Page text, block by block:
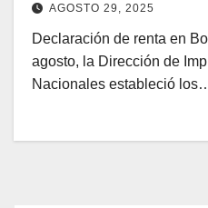
AGOSTO 29, 2025
Declaración de renta en
agosto, la Dirección de
Nacionales estableció